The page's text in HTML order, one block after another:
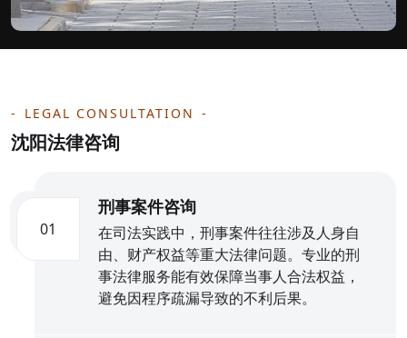
LEGAL CONSULTATION
沈阳法律咨询
01
刑事案件咨询
在司法实践中，刑事案件往往涉及人身自
由、财产权益等重大法律问题。专业的刑
事法律服务能有效保障当事人合法权益，
避免因程序疏漏导致的不利后果。